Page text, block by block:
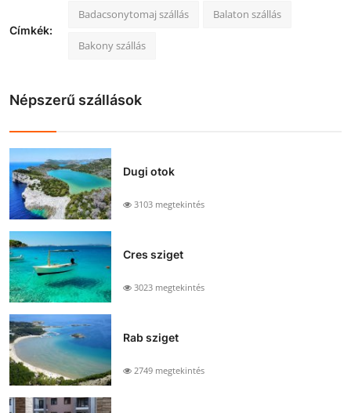
Címkék:
Badacsonytomaj szállás Balaton szállás
Bakony szállás
Népszerű szállások
Dugi otok
3103 megtekintés
Cres sziget
3023 megtekintés
Rab sziget
2749 megtekintés